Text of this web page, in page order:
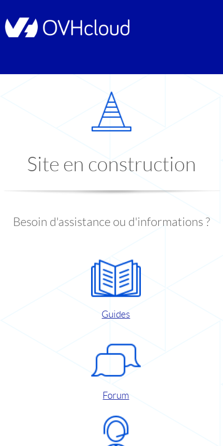
Site en construction
Besoin d'assistance ou d'informations ?
Guides
Forum